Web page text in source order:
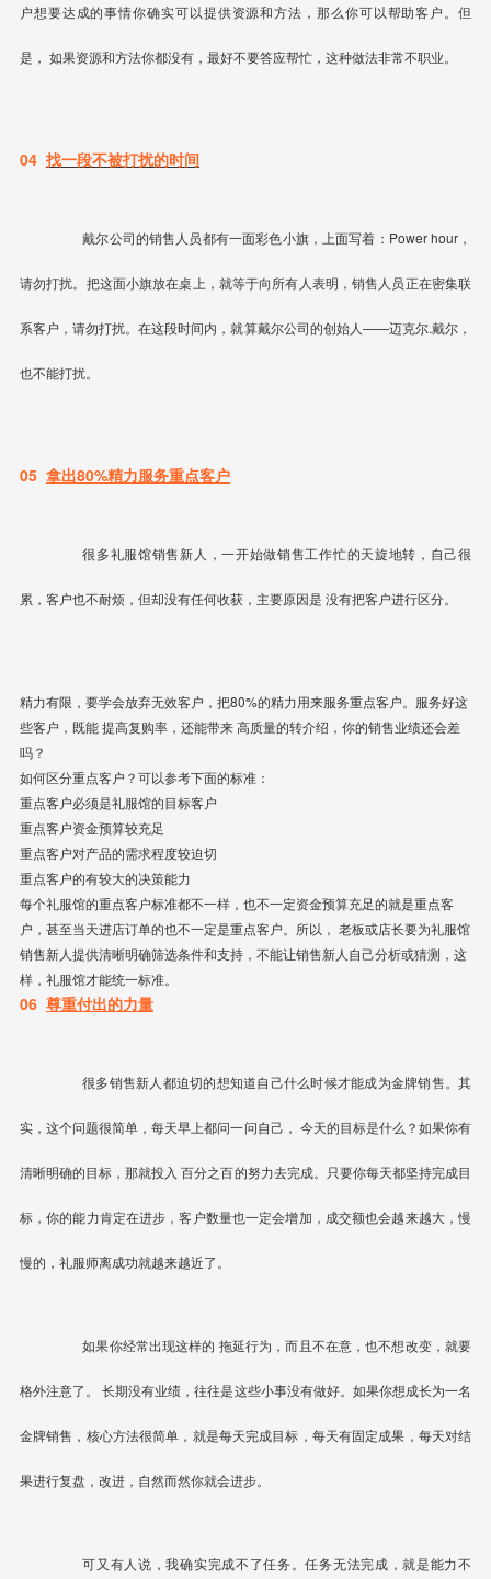
户想要达成的事情你确实可以提供资源和方法，那么你可以帮助客户。但
是， 如果资源和方法你都没有，最好不要答应帮忙，这种做法非常不职业。
04 找一段不被打扰的时间
戴尔公司的销售人员都有一面彩色小旗，上面写着：Power hour，
请勿打扰。把这面小旗放在桌上，就等于向所有人表明，销售人员正在密集联
系客户，请勿打扰。在这段时间内，就算戴尔公司的创始人——迈克尔.戴尔，
也不能打扰。
05 拿出80%精力服务重点客户
很多礼服馆销售新人，一开始做销售工作忙的天旋地转，自己很
累，客户也不耐烦，但却没有任何收获，主要原因是 没有把客户进行区分。
精力有限，要学会放弃无效客户，把80%的精力用来服务重点客户。 服务好这
些客户，既能提高复购率，还能带来高质量的转介绍 ，你的销售业绩还会差
吗？
如何区分重点客户？可以参考下面的标准：
重点客户必须是礼服馆的目标客户
重点客户资金预算较充足
重点客户对产品的需求程度较迫切
重点客户的有较大的决策能力
每个礼服馆的重点客户标准都不一样，也不一定资金预算充足的就是重点客
户，甚至当天进店订单的也不一定是重点客户。所以， 老板或店长要为礼服馆
销售新人提供清晰明确筛选条件和支持，不能让销售新人自己分析或猜测 ，这
样，礼服馆才能统一标准。
06 尊重付出的力量
很多销售新人都迫切的想知道自己什么时候才能成为金牌销售。其
实，这个问题很简单，每天早上都问一问自己， 今天的目标是什么？如果你有
清晰明确的目标，那就投入百分之百的努力去完成。只要你每天都坚持完成目
标，你的能力肯定在进步，客户数量也一定会增加，成交额也会越来越大，慢
慢的，礼服师离成功就越来越近了。
如果你经常出现这样的 拖延行为 ，而且不在意，也不想改变，就要
格外注意了。长期没有业绩，往往是这些小事没有做好。 如果你想成长为一名
金牌销售，核心方法很简单，就是每天完成目标，每天有固定成果，每天对结
果进行复盘，改进，自然而然你就会进步。
可又有人说，我确实完成不了任务。任务无法完成，就是能力不